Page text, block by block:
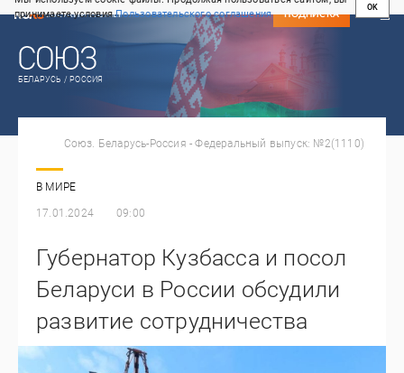
принимаете условияПользовательского соглашения
OK
СВЕЖИЙ НОМЕР
ПОДПИСКА
БЕЛАРУСЬ / РОССИЯ
В МИРЕ
17.01.2024 09:00
Союз. Беларусь-Россия - Федеральный выпуск: №2(1110)
Губернатор Кузбасса и посол
Беларуси в России обсудили
развитие сотрудничества